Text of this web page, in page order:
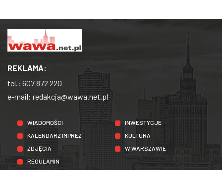
REKLAMA:
tel.: 607 872 220
e-mail: redakcja@wawa.net.pl
WIADOMOŚCI
INWESTYCJE
KALENDARZ IMPREZ
KULTURA
ZDJĘCIA
W WARSZAWIE
REGULAMIN